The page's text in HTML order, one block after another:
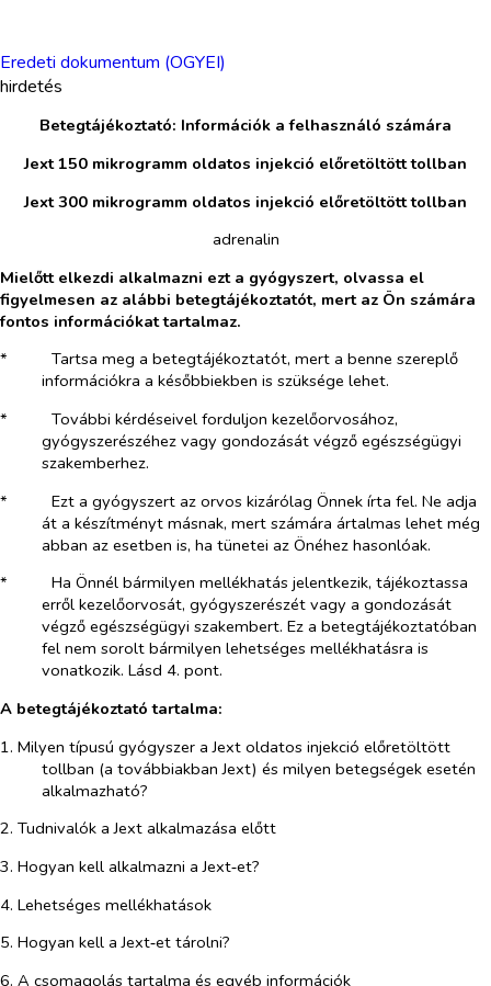
Eredeti dokumentum (OGYEI)
hirdetés
Betegtájékoztató: Információk a felhasználó számára
Jext 150 mikrogramm oldatos injekció előretöltött tollban
Jext 300 mikrogramm oldatos injekció előretöltött tollban
adrenalin
Mielőtt elkezdi alkalmazni ezt a gyógyszert, olvassa el
figyelmesen az alábbi betegtájékoztatót, mert az Ön számára
fontos információkat tartalmaz.
*​
Tartsa meg a betegtájékoztatót, mert a benne szereplő
információkra a későbbiekben is szüksége lehet.
*​
További kérdéseivel forduljon kezelőorvosához,
gyógyszerészéhez vagy gondozását végző egészségügyi
szakemberhez.
*​
Ezt a gyógyszert az orvos kizárólag Önnek írta fel. Ne adja
át a készítményt másnak, mert számára ártalmas lehet még
abban az esetben is, ha tünetei az Önéhez hasonlóak.
*​
Ha Önnél bármilyen mellékhatás jelentkezik, tájékoztassa
erről kezelőorvosát, gyógyszerészét vagy a gondozását
végző egészségügyi szakembert. Ez a betegtájékoztatóban
fel nem sorolt bármilyen lehetséges mellékhatásra is
vonatkozik. Lásd 4. pont.
A betegtájékoztató tartalma:
1. Milyen típusú gyógyszer a Jext oldatos injekció előretöltött
tollban (a továbbiakban Jext) és milyen betegségek esetén
alkalmazható?
2. Tudnivalók a Jext alkalmazása előtt
3. Hogyan kell alkalmazni a Jext‑et?
4. Lehetséges mellékhatások
5. Hogyan kell a Jext‑et tárolni?
6. A csomagolás tartalma és egyéb információk